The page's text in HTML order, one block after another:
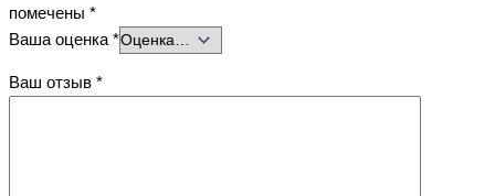
помечены *
Ваша оценка *
Ваш отзыв *